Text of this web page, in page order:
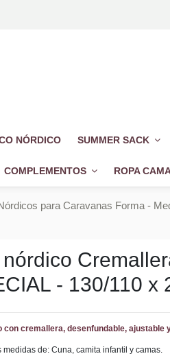
NÓRDICO SUMMER SACK
COMPLEMENTOS ROPA
para Caravanas Forma -
- 130/110 x
con cremallera, desenfundable, ajustable
medidas de: Cuna, camita infantil y camas.